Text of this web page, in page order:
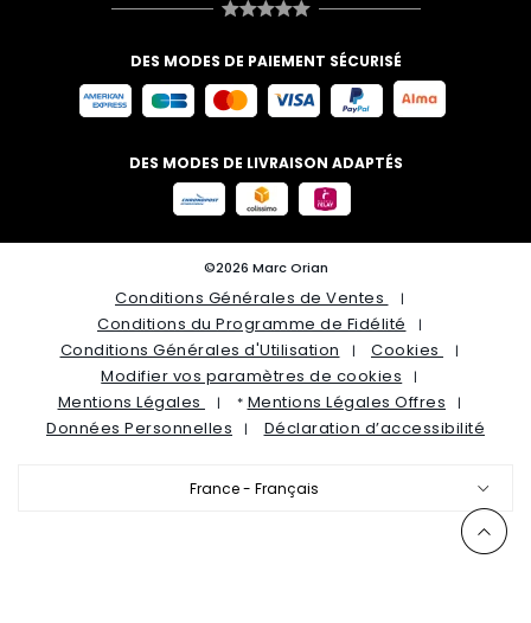
DES MODES DE PAIEMENT SÉCURISÉ
DES MODES DE LIVRAISON ADAPTÉS
©2026 Marc Orian
Conditions Générales de Ventes
Conditions du Programme de Fidélité
Conditions Générales d'Utilisation
Cookies
Modifier vos paramètres de cookies
Mentions Légales
* Mentions Légales Offres
Données Personnelles
Déclaration d’accessibilité
France - Français